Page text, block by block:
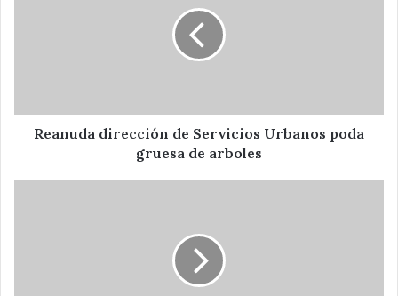
arboles
Reanuda dirección de Servicios Urbanos poda
gruesa de arboles